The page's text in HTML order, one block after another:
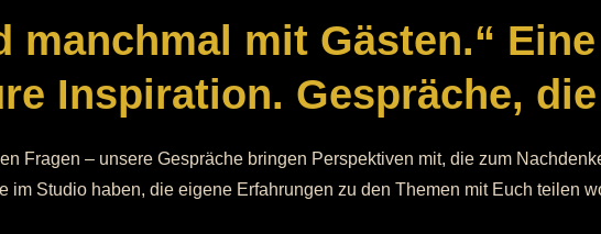
manchmal mit Gästen.“ Eine
Inspiration. Gespräche,
Fragen – unsere Gespräche bringen Perspektiven mit, die zum
Studio haben, die eigene Erfahrungen zu den Themen mit Euch teilen